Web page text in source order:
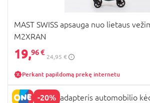
MAST SWISS apsauga nuo lietaus
M2XRAN
19,96 €
24,95 €
Perkant papildomą prekę internetu
-20%
MAST SWISS adapteris automobilio